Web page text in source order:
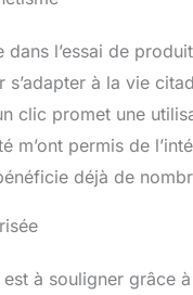
facilement et
couvre-pieds
supérieures et
【4】Marcher
même temps, ce
amortisseurs
passé avec
l’essai de
à la vie
clic promet une
m’ont permis de
déjà de
à souligner grâce